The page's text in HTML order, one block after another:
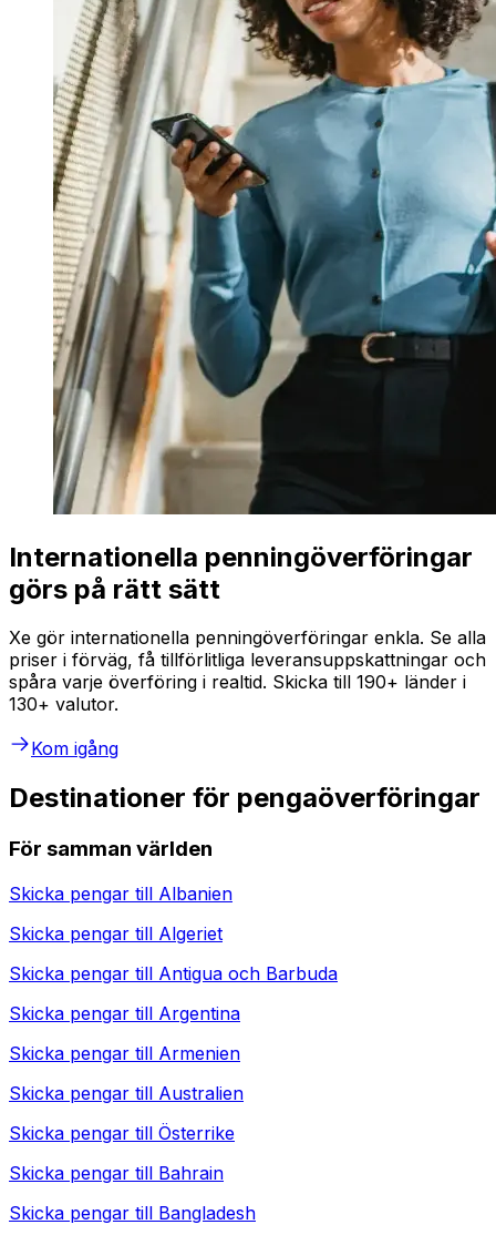
Internationella penningöverföringar
görs på rätt sätt
Xe gör internationella penningöverföringar enkla. Se alla
priser i förväg, få tillförlitliga leveransuppskattningar och
spåra varje överföring i realtid. Skicka till 190+ länder i
130+ valutor.
Kom igång
Destinationer för pengaöverföringar
För samman världen
Skicka pengar till Albanien
Skicka pengar till Algeriet
Skicka pengar till Antigua och Barbuda
Skicka pengar till Argentina
Skicka pengar till Armenien
Skicka pengar till Australien
Skicka pengar till Österrike
Skicka pengar till Bahrain
Skicka pengar till Bangladesh